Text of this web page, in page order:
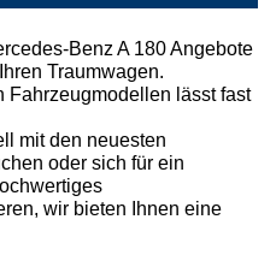
Benz A 180 Angebote
Traumwagen.
Fahrzeugmodellen lässt fast
mit den neuesten
oder sich für ein
wir bieten Ihnen eine